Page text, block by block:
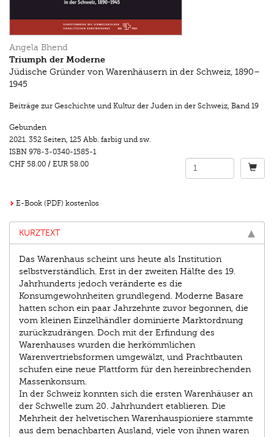
Angela Bhend
Triumph der Moderne
Jüdische Gründer von Warenhäusern in der Schweiz, 1890–
1945
Beiträge zur Geschichte und Kultur der Juden in der Schweiz Band 19
Gebunden
2021. 352 Seiten 125 Abb. farbig und sw.
ISBN 978-3-0340-1585-1
CHF 58.00 / EUR 58.00
E-Book (PDF) kostenlos
KURZTEXT
Das Warenhaus scheint uns heute als Institution
selbstverständlich. Erst in der zweiten Hälfte des 19.
Jahrhunderts jedoch veränderte es die
Konsumgewohnheiten grundlegend. Moderne Basare
hatten schon ein paar Jahrzehnte zuvor begonnen, die
vom kleinen Einzelhändler dominierte Marktordnung
zurückzudrängen. Doch mit der Erfindung des
Warenhauses wurden die herkömmlichen
Warenvertriebsformen umgewälzt, und Prachtbauten
schufen eine neue Plattform für den hereinbrechenden
Massenkonsum.
In der Schweiz konnten sich die ersten Warenhäuser an
der Schwelle zum 20. Jahrhundert etablieren. Die
Mehrheit der helvetischen Warenhauspioniere stammte
aus dem benachbarten Ausland, viele von ihnen waren